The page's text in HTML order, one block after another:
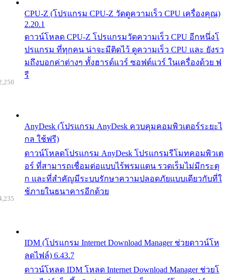
CPU-Z (โปรแกรม CPU-Z วัดดูความเร็ว CPU เครื่องคุณ)
2.20.1
ดาวน์โหลด CPU-Z โปรแกรมวัดความเร็ว CPU อีกหนึ่งโ
ปรแกรม ที่ทุกคน น่าจะมีติดไว้ ดูความเร็ว CPU และ ยังรว
มถึงบอกค่าต่างๆ ทั้งฮารด์แวร์ ซอฟต์แวร์ ในเครื่องด้วย ฟ
รี
AnyDesk (โปรแกรม AnyDesk ควบคุมคอมพิวเตอร์ระยะไ
กล ใช้ฟรี)
ดาวน์โหลดโปรแกรม AnyDesk โปรแกรมรีโมทคอมพิวเต
อร์ ที่สามารถเชื่อมต่อแบบไร้พรมแดน รวดเร็มไม่มีกระตุ
ก และที่สำคัญมีระบบรักษาความปลอดภัยแบบเดียวกับที่ใ
ช้ภายในธนาคารอีกด้วย
IDM (โปรแกรม Internet Download Manager ช่วยดาวน์โห
ลดไฟล์) 6.43.7
ดาวน์โหลด IDM โหลด Internet Download Manager ช่วยโ